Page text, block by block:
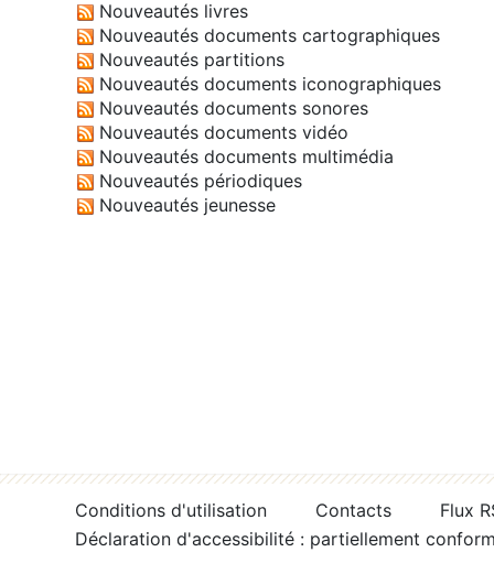
Nouveautés livres
Nouveautés documents cartographiques
Nouveautés partitions
Nouveautés documents iconographiques
Nouveautés documents sonores
Nouveautés documents vidéo
Nouveautés documents multimédia
Nouveautés périodiques
Nouveautés jeunesse
Conditions d'utilisation Contacts
Flux
Déclaration d'accessibilité : partiellement